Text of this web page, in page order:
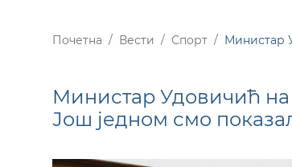
Почетна Вести Спорт Министар
Министар Удовичић на
Још једном смо